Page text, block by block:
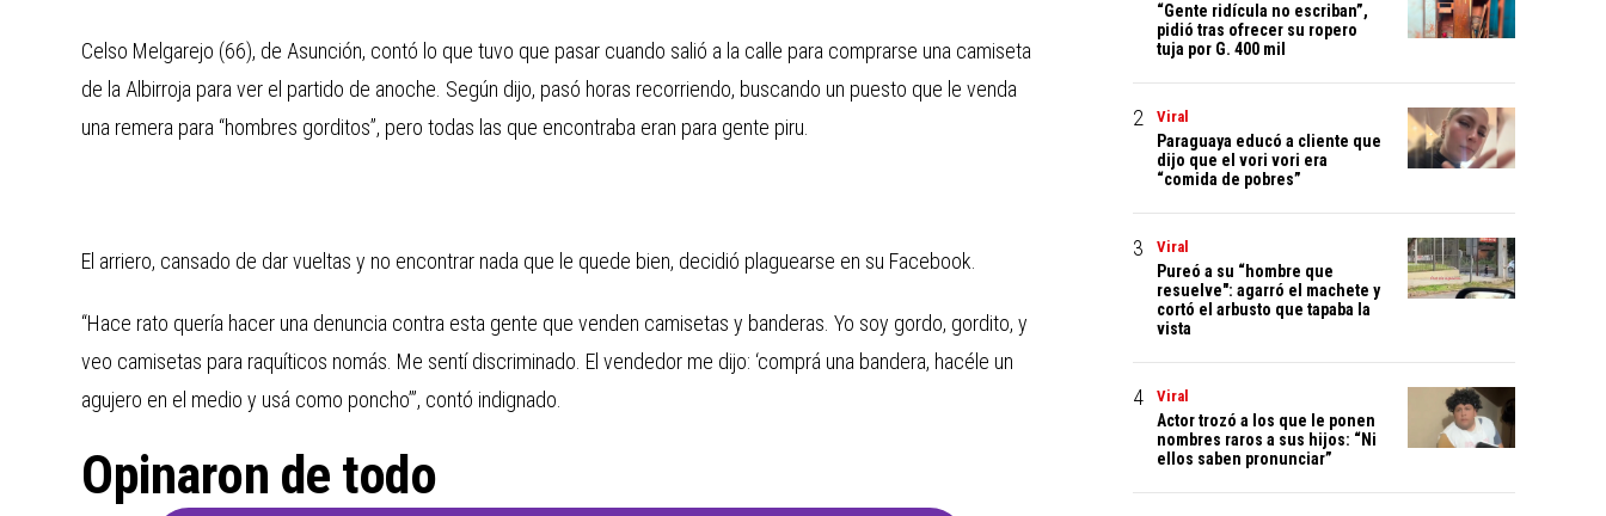
Celso Melgarejo (66), de Asunción, contó lo que tuvo que pasar cuando salió a la calle para comprarse una camiseta
de la Albirroja para ver el partido de anoche. Según dijo, pasó horas recorriendo, buscando un puesto que le venda
una remera para “hombres gorditos”, pero todas las que encontraba eran para gente piru.
El arriero, cansado de dar vueltas y no encontrar nada que le quede bien, decidió plaguearse en su Facebook.
“Hace rato quería hacer una denuncia contra esta gente que venden camisetas y banderas. Yo soy gordo, gordito, y
veo camisetas para raquíticos nomás. Me sentí discriminado. El vendedor me dijo: ‘comprá una bandera, hacéle un
agujero en el medio y usá como poncho’”, contó indignado.
Opinaron de todo
“Gente ridícula no escriban”,
pidió tras ofrecer su ropero
tuja por G. 400 mil
Viral
Paraguaya educó a cliente que
dijo que el vori vori era
“comida de pobres”
Viral
Pureó a su “hombre que
resuelve": agarró el machete y
cortó el arbusto que tapaba la
vista
Viral
Actor trozó a los que le ponen
nombres raros a sus hijos: “Ni
ellos saben pronunciar”